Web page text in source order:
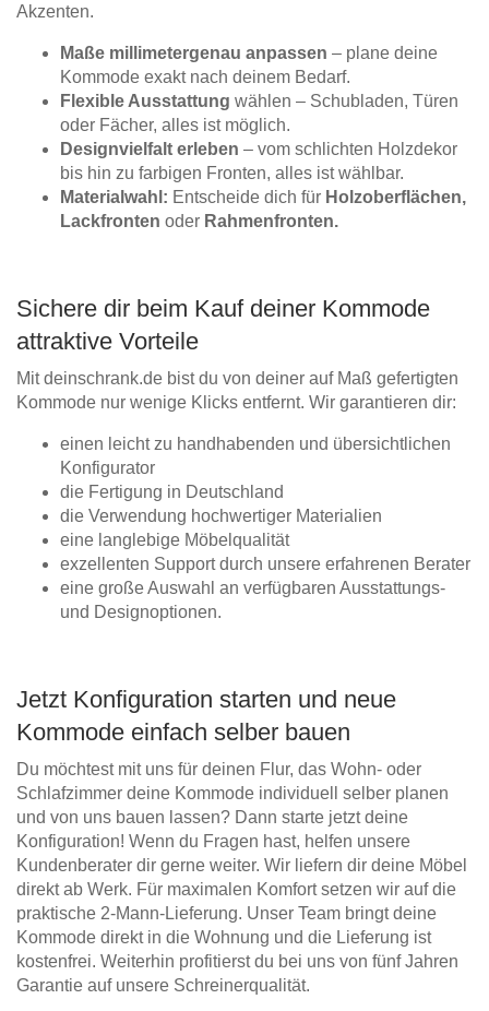
Akzenten.
Maße millimetergenau anpassen – plane deine
Kommode exakt nach deinem Bedarf.
Flexible Ausstattung wählen – Schubladen, Türen
oder Fächer, alles ist möglich.
Designvielfalt erleben – vom schlichten Holzdekor
bis hin zu farbigen Fronten, alles ist wählbar.
Materialwahl: Entscheide dich für Holzoberflächen,
Lackfronten oder Rahmenfronten.
Sichere dir beim Kauf deiner Kommode
attraktive Vorteile
Mit deinschrank.de bist du von deiner auf Maß gefertigten
Kommode nur wenige Klicks entfernt. Wir garantieren dir:
einen leicht zu handhabenden und übersichtlichen
Konfigurator
die Fertigung in Deutschland
die Verwendung hochwertiger Materialien
eine langlebige Möbelqualität
exzellenten Support durch unsere erfahrenen Berater
eine große Auswahl an verfügbaren Ausstattungs-
und Designoptionen.
Jetzt Konfiguration starten und neue
Kommode einfach selber bauen
Du möchtest mit uns für deinen Flur, das Wohn- oder
Schlafzimmer deine Kommode individuell selber planen
und von uns bauen lassen? Dann starte jetzt deine
Konfiguration! Wenn du Fragen hast, helfen unsere
Kundenberater dir gerne weiter. Wir liefern dir deine Möbel
direkt ab Werk. Für maximalen Komfort setzen wir auf die
praktische 2-Mann-Lieferung. Unser Team bringt deine
Kommode direkt in die Wohnung und die Lieferung ist
kostenfrei. Weiterhin profitierst du bei uns von fünf Jahren
Garantie auf unsere Schreinerqualität.